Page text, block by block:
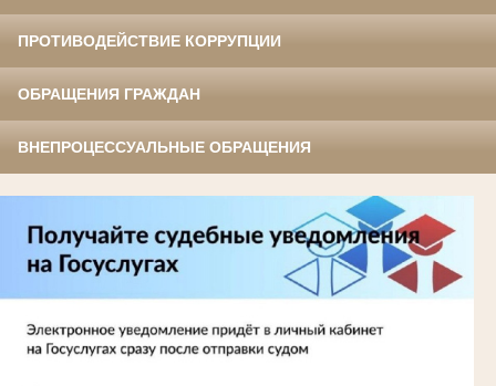
ПРОТИВОДЕЙСТВИЕ КОРРУПЦИИ
ОБРАЩЕНИЯ ГРАЖДАН
ВНЕПРОЦЕССУАЛЬНЫЕ ОБРАЩЕНИЯ